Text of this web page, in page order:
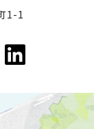
1-1